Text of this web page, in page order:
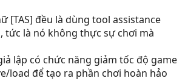
[TAS] đều là dùng tool assistance
tức là nó không thực sự chơi mà
lập có chức năng giảm tốc độ game
load để tạo ra phần chơi hoàn hảo